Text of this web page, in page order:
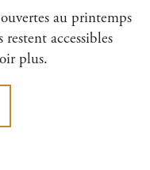
au printemps
accessibles
plus.